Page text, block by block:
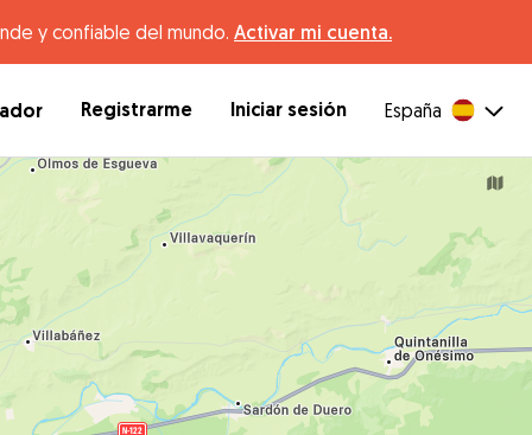
y confiable del mundo. Activar mi cuenta.
Registrarme Iniciar sesión España